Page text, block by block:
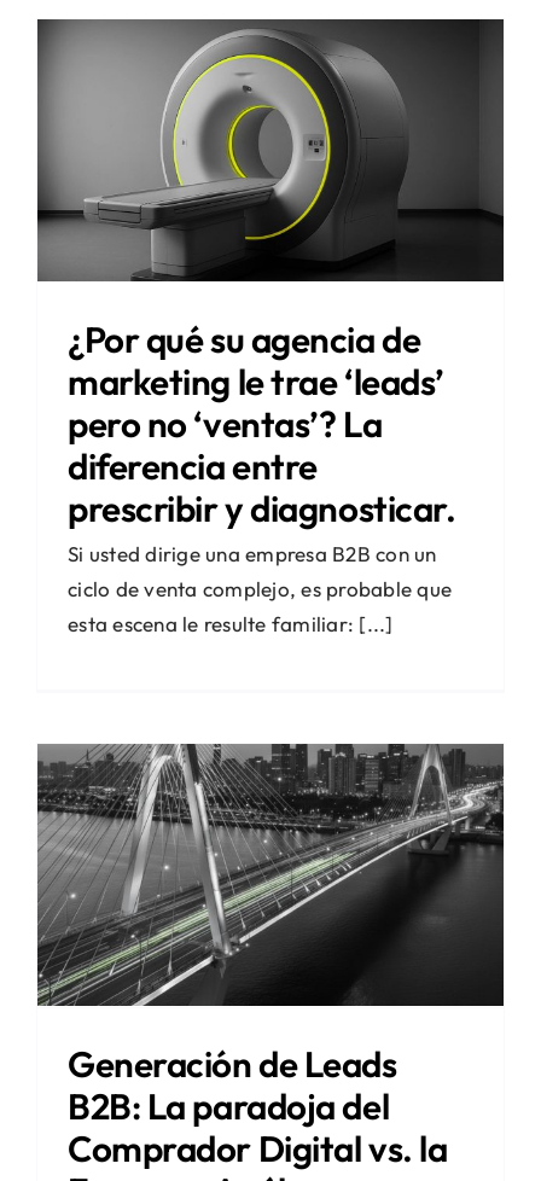
¿Por qué su agencia de
marketing le trae ‘leads’
pero no ‘ventas’? La
diferencia entre
prescribir y diagnosticar.
Si usted dirige una empresa B2B con un
ciclo de venta complejo, es probable que
esta escena le resulte familiar: [...]
Generación de Leads
B2B: La paradoja del
Comprador Digital vs. la